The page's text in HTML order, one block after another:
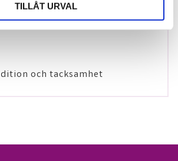
TILLÅT URVAL
och tacksamhet